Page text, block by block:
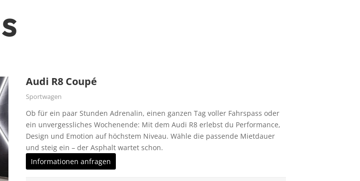
Audi R8 Coupé
Sportwagen
Ob für ein paar Stunden Adrenalin, einen ganzen Tag voller Fahrspass oder
ein unvergessliches Wochenende: Mit dem Audi R8 erlebst du Performance,
Design und Emotion auf höchstem Niveau. Wähle die passende Mietdauer
und steig ein – der Asphalt wartet schon.
Informationen anfragen